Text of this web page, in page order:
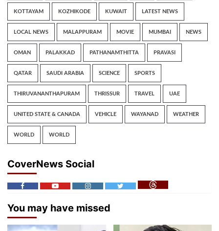
KOTTAYAM KOZHIKODE KUWAIT LATEST NEWS
LOCAL NEWS MALAPPURAM MOVIE MUMBAI NEWS
OMAN PALAKKAD PATHANAMTHITTA PRAVASI
QATAR SAUDI ARABIA SCIENCE SPORTS
THIRUVANANTHAPURAM THRISSUR TRAVEL UAE
UNITED STATE & CANADA VEHICLE WAYANAD WEATHER
WORLD WORLD
CoverNews Social
You may have missed